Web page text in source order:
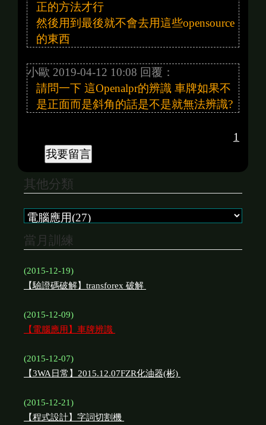
正的方法才行
然後用到最後就不會去用這些opensource
的東西
小歐 2019-04-12 10:08 回覆：
請問一下 這Openalpr的辨識 車牌如果不
是正面而是斜角的話是不是就無法辨識?
1
其他分類
當月訓練
(2015-12-19)
【驗證碼破解】transforex 破解
(2015-12-09)
【電腦應用】車牌辨識
(2015-12-07)
【3WA日常】2015.12.07FZR化油器(彬)
(2015-12-21)
【程式設計】字詞切割機